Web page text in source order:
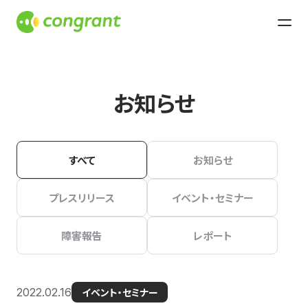
お知らせ
すべて お知らせ
プレスリリース イベント・セミナー
障害報告 レポート
2022.02.16 イベント・セミナー